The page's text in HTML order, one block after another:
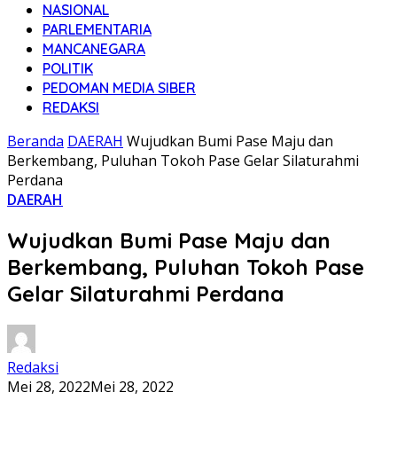
NASIONAL
PARLEMENTARIA
MANCANEGARA
POLITIK
PEDOMAN MEDIA SIBER
REDAKSI
Beranda DAERAH Wujudkan Bumi Pase Maju dan
Berkembang, Puluhan Tokoh Pase Gelar Silaturahmi
Perdana
DAERAH
Wujudkan Bumi Pase Maju dan
Berkembang, Puluhan Tokoh Pase
Gelar Silaturahmi Perdana
Redaksi
Mei 28, 2022Mei 28, 2022